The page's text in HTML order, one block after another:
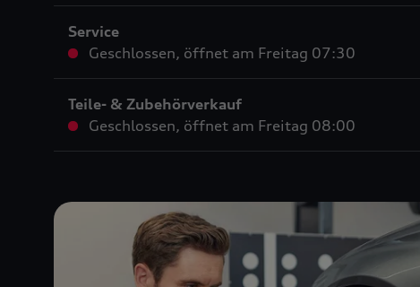
Service
Geschlossen, öffnet am Freitag 07:30
Teile- & Zubehörverkauf
Geschlossen, öffnet am Freitag 08:00